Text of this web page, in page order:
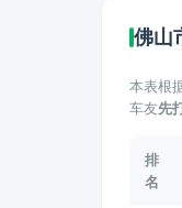
佛山
本表根
车友先
排
名